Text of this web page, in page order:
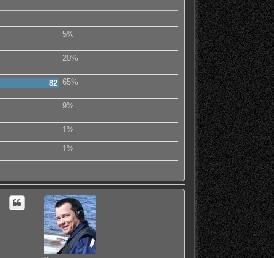
5%
20%
82 65%
9%
1%
1%